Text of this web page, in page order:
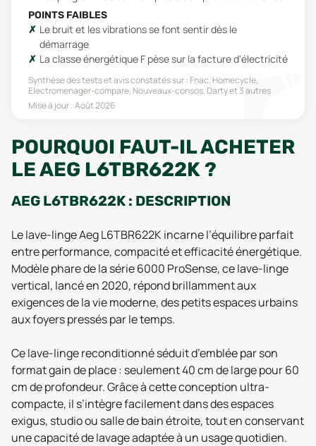
POINTS FAIBLES
Le bruit et les vibrations se font sentir dès le
démarrage
La classe énergétique F pèse sur la facture d'électricité
Synthèse des tests et avis constatés sur : Fnac, Homecycle,
Electromenager-compare, Nouveaux-consos, Dartyet 3 autres
Mise à jour :Août 2026
POURQUOI FAUT-IL ACHETER
LE AEG L6TBR622K ?
AEG L6TBR622K : DESCRIPTION
Le lave-linge Aeg L6TBR622K incarne l’équilibre parfait
entre performance, compacité et efficacité énergétique.
Modèle phare de la série 6000 ProSense, ce lave-linge
vertical, lancé en 2020, répond brillamment aux
exigences de la vie moderne, des petits espaces urbains
aux foyers pressés par le temps.
Ce lave-linge reconditionné séduit d’emblée par son
format gain de place : seulement 40 cm de large pour 60
cm de profondeur. Grâce à cette conception ultra-
compacte, il s’intègre facilement dans des espaces
exigus, studio ou salle de bain étroite, tout en conservant
une capacité de lavage adaptée à un usage quotidien.